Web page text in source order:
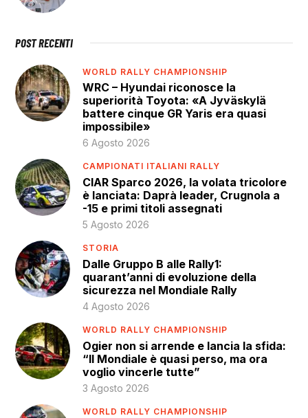
POST RECENTI
WORLD RALLY CHAMPIONSHIP
WRC – Hyundai riconosce la
superiorità Toyota: «A Jyväskylä
battere cinque GR Yaris era quasi
impossibile»
6 Agosto 2026
CAMPIONATI ITALIANI RALLY
CIAR Sparco 2026, la volata tricolore
è lanciata: Daprà leader, Crugnola a
-15 e primi titoli assegnati
5 Agosto 2026
STORIA
Dalle Gruppo B alle Rally1:
quarant’anni di evoluzione della
sicurezza nel Mondiale Rally
4 Agosto 2026
WORLD RALLY CHAMPIONSHIP
Ogier non si arrende e lancia la sfida:
“Il Mondiale è quasi perso, ma ora
voglio vincerle tutte”
3 Agosto 2026
WORLD RALLY CHAMPIONSHIP